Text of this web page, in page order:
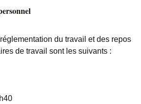
du travail et des repos
de travail sont les suivants :